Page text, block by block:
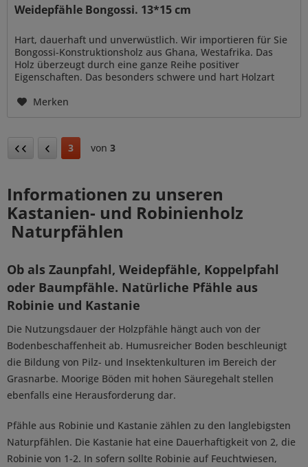
Weidepfähle Bongossi. 13*15 cm
Hart, dauerhaft und unverwüstlich. Wir importieren für Sie
Bongossi-Konstruktionsholz aus Ghana, Westafrika. Das
Holz überzeugt durch eine ganze Reihe positiver
Eigenschaften. Das besonders schwere und hart Holzart
Merken
3 von 3
Informationen zu unseren
Kastanien- und Robinienholz
Naturpfählen
Ob als Zaunpfahl, Weidepfähle, Koppelpfahl
oder Baumpfähle. Natürliche Pfähle aus
Robinie und Kastanie
Die Nutzungsdauer der Holzpfähle hängt auch von der
Bodenbeschaffenheit ab. Humusreicher Boden beschleunigt
die Bildung von Pilz- und Insektenkulturen im Bereich der
Grasnarbe. Moorige Böden mit hohen Säuregehalt stellen
ebenfalls eine Herausforderung dar.
Pfähle aus Robinie und Kastanie zählen zu den langlebigsten
Naturpfählen. Die Kastanie hat eine Dauerhaftigkeit von 2, die
Robinie von 1-2. In sofern sollte Robinie auf Feuchtwiesen,